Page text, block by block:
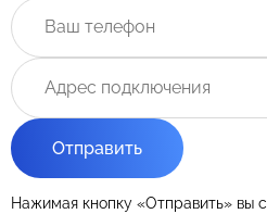
Отправить
Нажимая кнопку «Отправить» вы